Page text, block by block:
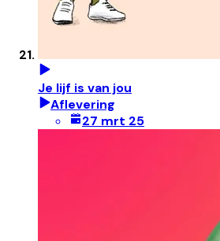
Je lijf is van jou
Aflevering
27 mrt 25